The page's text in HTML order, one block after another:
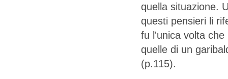
quella situazione.
questi pensieri li
fu l'unica volta
quelle di un
(p.115).